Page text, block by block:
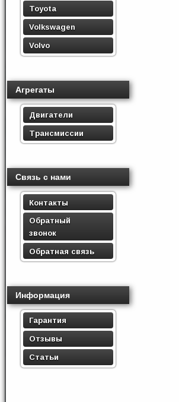
Toyota
Volkswagen
Volvo
Агрегаты
Двигатели
Трансмиссии
Связь с нами
Контакты
Обратный
звонок
Обратная связь
Информация
Гарантия
Отзывы
Статьи